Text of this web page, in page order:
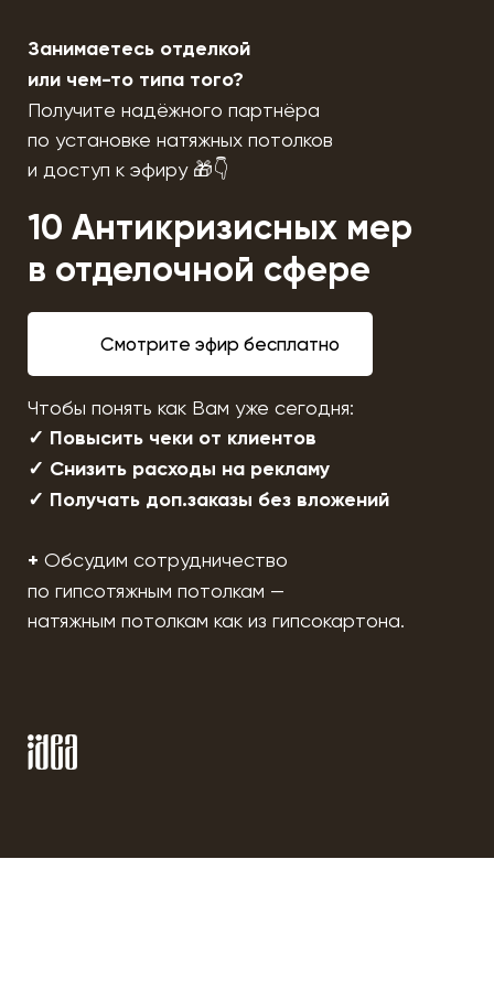
Занимаетесь отделкой
или чем-то типа того?
Получите надёжного партнёра
по установке натяжных потолков
и доступ к эфиру 🎁👇
10 Антикризисных мер
в отделочной сфере
Смотрите эфир бесплатно
Чтобы понять как Вам уже сегодня:
✓ Повысить чеки от клиентов
✓ Снизить расходы на рекламу
✓ Получать доп.заказы без вложений
+ Обсудим сотрудничество
по гипсотяжным потолкам —
натяжным потолкам как из гипсокартона.